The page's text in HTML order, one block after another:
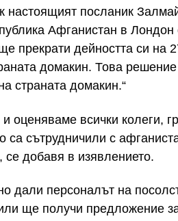
настоящият посланик
Афганистан в
прекрати дейността си на
домакин. Това
страната домакин.“
оценяваме всички колеги,
са сътрудничили с
се добавя в изявлението.
дали персоналът на
ще получи предложение